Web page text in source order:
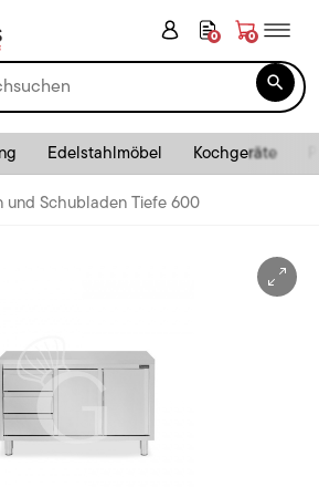
0 0

Edelstahlmöbel Kochgeräte
und Schubladen Tiefe 600